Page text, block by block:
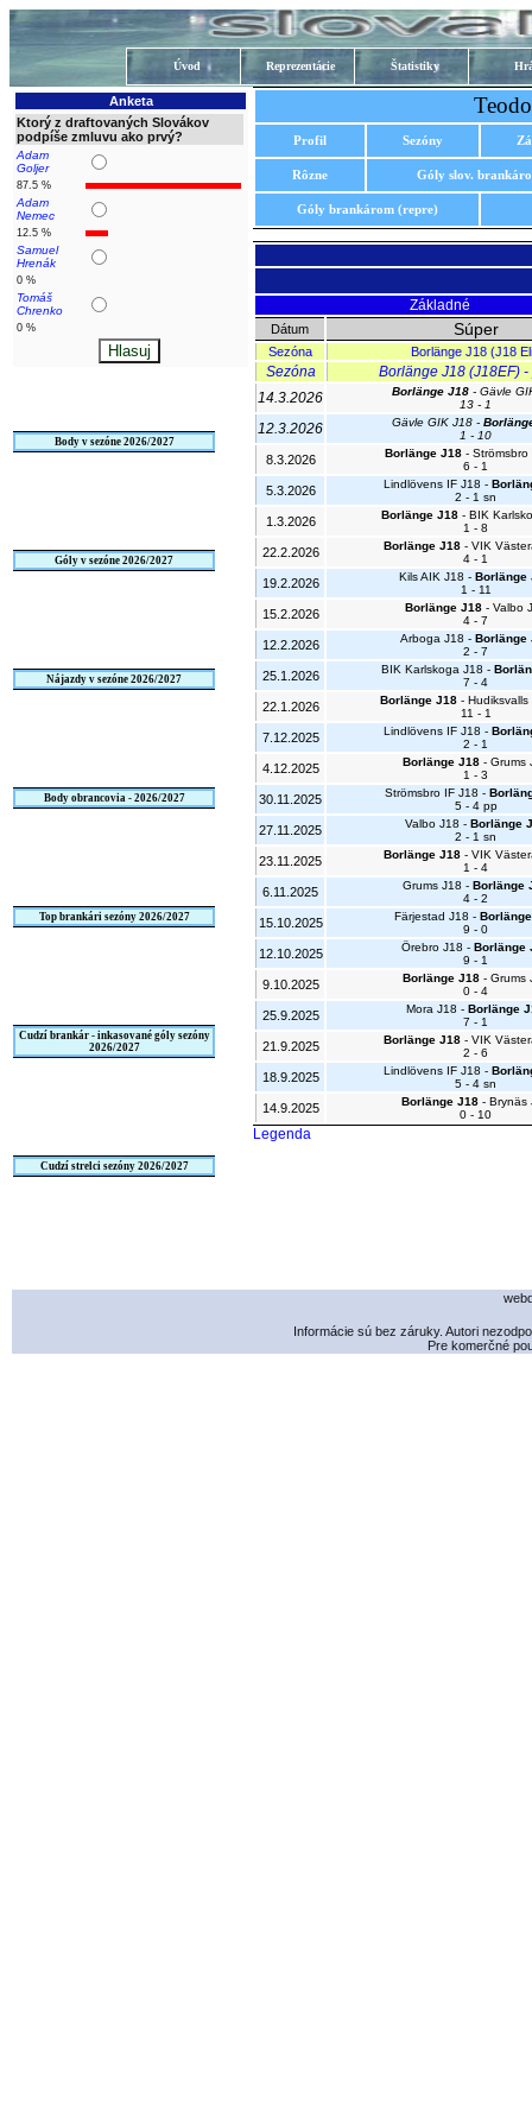
Úvod Reprezentácie Štatistiky
Anketa
Ktorý z draftovaných Slovákov
podpíše zmluvu ako prvý?
Adam
Goljer
87.5 %
Adam
Nemec
12.5 %
Samuel
Hrenák
0 %
Tomáš
Chrenko
0 %
Body v sezóne 2026/2027
Góly v sezóne 2026/2027
Nájazdy v sezóne 2026/2027
Body obrancovia - 2026/2027
Top brankári sezóny 2026/2027
Cudzí brankár - inkasované góly sezóny
2026/2027
Cudzí strelci sezóny 2026/2027
Profil Sezóny
Rôzne Góly slov.
Góly brankárom (repre)
Základné
Dátum Súper
Sezóna Borlänge J18 (J18
Sezóna
Borlänge J18 (J18EF) -
14.3.2026
Borlänge J18- Gävle
13 - 1
12.3.2026 Gävle GIK J18 -
1 - 10
8.3.2026 Borlänge J18 - Strömsbro
6 - 1
5.3.2026 Lindlövens IF J18 -
2 - 1 sn
1.3.2026 Borlänge J18- BIK
1 - 8
22.2.2026 Borlänge J18 - VIK
4 - 1
19.2.2026 Kils AIK J18 - Borlänge
1 - 11
15.2.2026 Borlänge J18- Valbo
4 - 7
12.2.2026 Arboga J18 - Borlänge
2 - 7
25.1.2026 BIK Karlskoga J18 -
7 - 4
22.1.2026 Borlänge J18- Hudiksvalls
11 - 1
7.12.2025 Lindlövens IF J18 -
2 - 1
4.12.2025 Borlänge J18- Grums
1 - 3
30.11.2025 Strömsbro IF J18 -
5 - 4 pp
27.11.2025 Valbo J18 - Borlänge
2 - 1 sn
23.11.2025 Borlänge J18 - VIK
1 - 4
6.11.2025 Grums J18 - Borlänge
4 - 2
15.10.2025 Färjestad J18 -
9 - 0
12.10.2025 Örebro J18 - Borlänge
9 - 1
9.10.2025 Borlänge J18- Grums
0 - 4
25.9.2025 Mora J18 - Borlänge
7 - 1
21.9.2025 Borlänge J18 - VIK
2 - 6
18.9.2025 Lindlövens IF J18 -
5 - 4 sn
14.9.2025 Borlänge J18- Brynäs
0 - 10
Legenda
Informácie sú bez záruky. Autori
Pre komerčné